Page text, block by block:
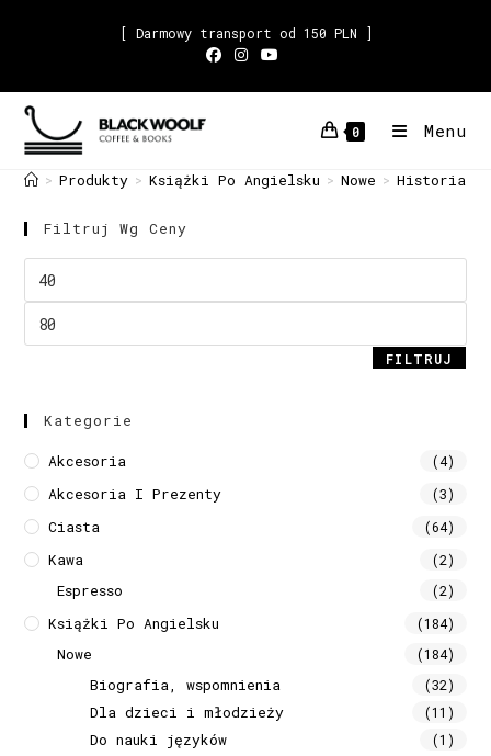
[ Darmowy transport od 150 PLN ]
0 Menu
> Produkty > Książki Po Angielsku > Nowe > Historia
Filtruj Wg Ceny
FILTRUJ
Kategorie
Akcesoria (4)
Akcesoria I Prezenty (3)
Ciasta (64)
Kawa (2)
Espresso (2)
Książki Po Angielsku (184)
Nowe (184)
Biografia, wspomnienia (32)
Dla dzieci i młodzieży (11)
Do nauki języków (1)